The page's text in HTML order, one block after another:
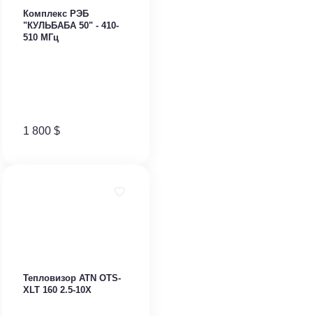
Комплекс РЭБ
"КУЛЬБАБА 50" - 410-
510 МГц
1 800 $
Тепловизор ​ATN OTS-
XLT 160 2.5-10X